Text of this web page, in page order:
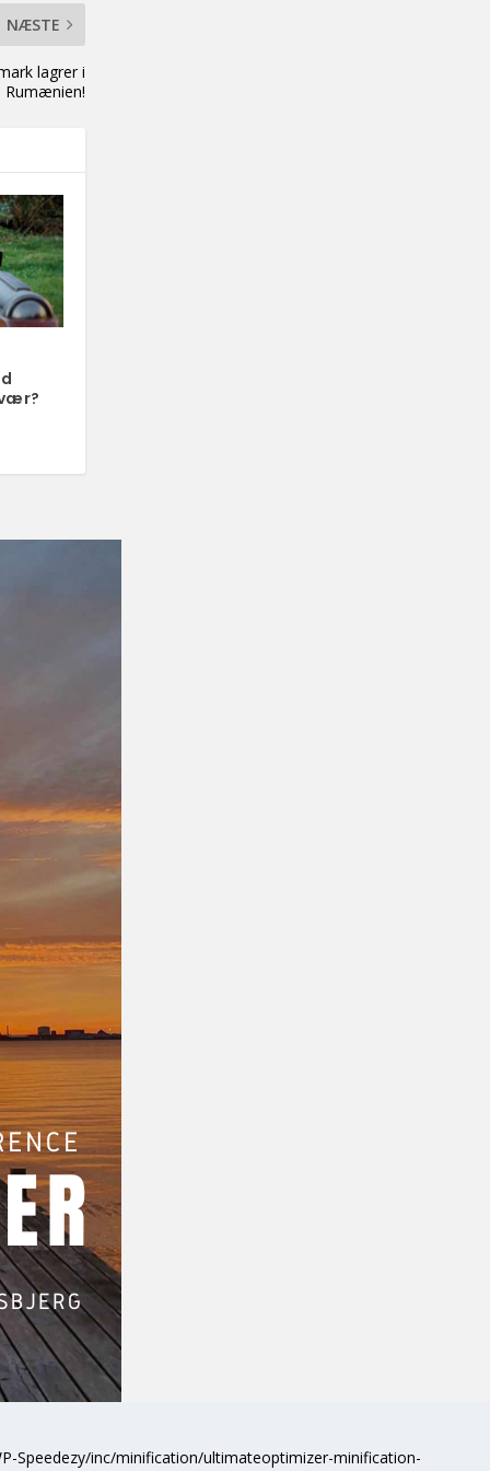
NÆSTE
lagrer i
Rumænien!
Speedezy/inc/minification/ultimateoptimizer-minification-